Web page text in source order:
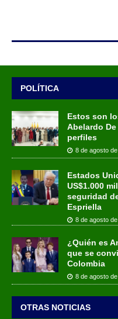
POLÍTICA
Estos son
Abelardo
perfiles
8 de agosto
Estados
US$1.000
seguridad
Espriella
8 de agosto
¿Quién es
que se
Colombia
8 de agosto
OTRAS NOTICIAS